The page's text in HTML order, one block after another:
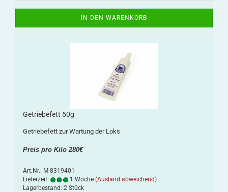
IN DEN WARENKORB
Getriebefett 50g
Getriebefett zur Wartung der Loks
Preis pro Kilo 280€
Art.Nr.: M-8319401
Lieferzeit:
1 Woche (Ausland abweichend)
Lagerbestand: 2 Stück